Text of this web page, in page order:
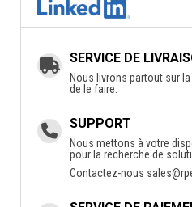
SERVICE DE
Nous livrons partout sur
de le faire.
SUPPORT
Nous mettons à votre
pour la recherche de
Contactez-nous